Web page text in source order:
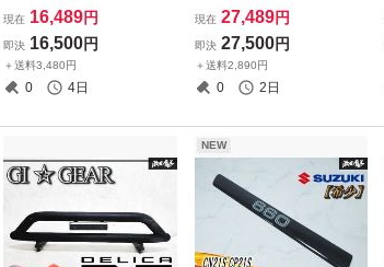
ー』ダイハツ純正 DAIHATS
U L880K コペン ドア内パネ
ル インパネ 割れ無し 張替済
左右セット 即納
現在 16,489円
即決 16,500円
＋送料3,480円
0 4日
E101 レビン トレノ 4A-GE 4
AG 5バルブ 触媒 キャタライ
ザー コンバーター AE111 / 藤
壺 マフラー 一部付
現在 27,489円
即決 27,500円
＋送料2,890円
0 2日
NEW